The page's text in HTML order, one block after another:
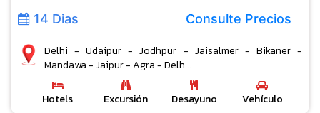
14 Dias Consulte Precios
Delhi - Udaipur - Jodhpur - Jaisalmer - Bikaner -
Mandawa - Jaipur - Agra - Delh...
Hotels Excursión Desayuno Vehículo